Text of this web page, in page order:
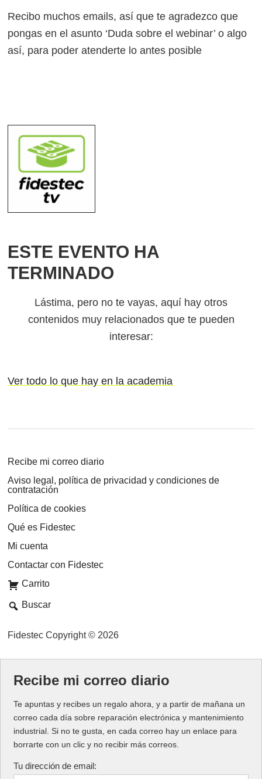
Recibo muchos emails, así que te agradezco que
pongas en el asunto ‘Duda sobre el webinar’ o algo
así, para poder atenderte lo antes posible
ESTE EVENTO HA
TERMINADO
Lástima, pero no te vayas, aquí hay otros
contenidos muy relacionados que te pueden
interesar:
Ver todo lo que hay en la academia
Recibe mi correo diario
Aviso legal, política de privacidad y condiciones de
contratación
Política de cookies
Qué es Fidestec
Mi cuenta
Contactar con Fidestec
Carrito
Buscar
Fidestec Copyright © 2026
Recibe mi correo diario
Te apuntas y recibes un regalo ahora, y a partir de mañana un
correo cada día sobre reparación electrónica y mantenimiento
industrial. Si no te gusta, en cada correo hay un enlace para
borrarte con un clic y no recibir más correos.
Tu dirección de email: